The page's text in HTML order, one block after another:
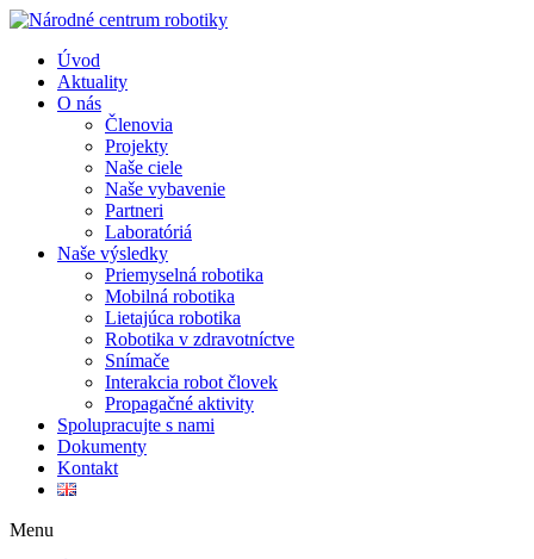
Úvod
Aktuality
O nás
Členovia
Projekty
Naše ciele
Naše vybavenie
Partneri
Laboratóriá
Naše výsledky
Priemyselná robotika
Mobilná robotika
Lietajúca robotika
Robotika v zdravotníctve
Snímače
Interakcia robot človek
Propagačné aktivity
Spolupracujte s nami
Dokumenty
Kontakt
Menu